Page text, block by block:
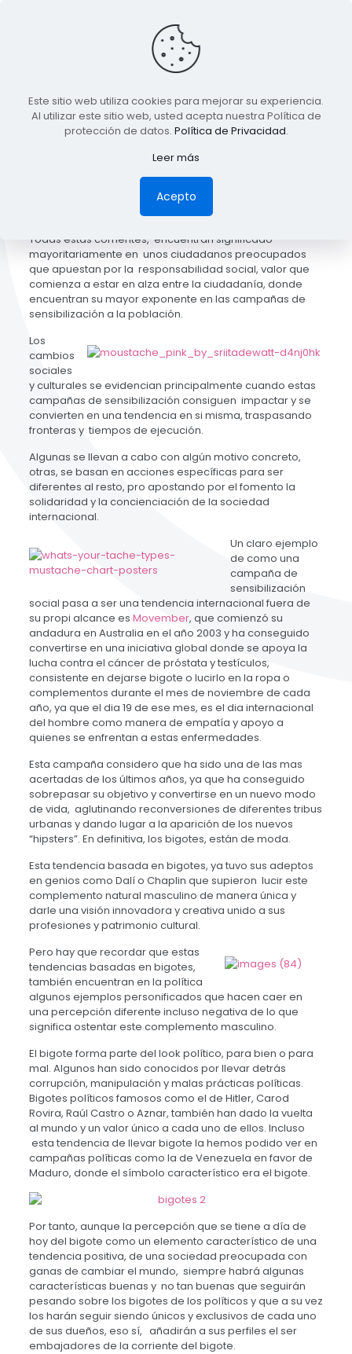
Published by driecelat 07/31/2013
La sociedad se encuentra inmersa en multitud de
Todas estas corrientes, encuentran significado
mayoritariamente en unos ciudadanos preocupados
que apuestan por la responsabilidad social, valor que
comienza a estar en alza entre la ciudadanía, donde
encuentran su mayor exponente en las campañas de
sensibilización a la población.
Los
cambios
sociales
y culturales se evidencian principalmente cuando estas
campañas de sensibilización consiguen impactar y se
convierten en una tendencia en si misma, traspasando
fronteras y tiempos de ejecución.
Algunas se llevan a cabo con algún motivo concreto,
otras, se basan en acciones específicas para ser
diferentes al resto, pro apostando por el fomento la
solidaridad y la concienciación de la sociedad
internacional.
Un claro ejemplo
de como una
campaña de
sensibilización
social pasa a ser una tendencia internacional fuera de
su propi alcance es Movember, que comienzó su
andadura en Australia en el año 2003 y ha conseguido
convertirse en una iniciativa global donde se apoya la
lucha contra el cáncer de próstata y testículos,
consistente en dejarse bigote o lucirlo en la ropa o
complementos durante el mes de noviembre de cada
año, ya que el dia 19 de ese mes, es el dia internacional
del hombre como manera de empatía y apoyo a
quienes se enfrentan a estas enfermedades.
Esta campaña considero que ha sido una de las mas
acertadas de los últimos años, ya que ha conseguido
sobrepasar su objetivo y convertirse en un nuevo modo
de vida, aglutinando reconversiones de diferentes tribus
urbanas y dando lugar a la aparición de los nuevos
“hipsters”. En definitiva, los bigotes, están de moda.
Esta tendencia basada en bigotes, ya tuvo sus adeptos
en genios como Dalí o Chaplin que supieron lucir este
complemento natural masculino de manera única y
darle una visión innovadora y creativa unido a sus
profesiones y patrimonio cultural.
Pero hay que recordar que estas
tendencias basadas en bigotes,
también encuentran en la política
algunos ejemplos personificados que hacen caer en
una percepción diferente incluso negativa de lo que
significa ostentar este complemento masculino.
El bigote forma parte del look político, para bien o para
mal. Algunos han sido conocidos por llevar detrás
corrupción, manipulación y malas prácticas políticas.
Bigotes políticos famosos como el de Hitler, Carod
Rovira, Raúl Castro o Aznar, también han dado la vuelta
al mundo y un valor único a cada uno de ellos. Incluso
esta tendencia de llevar bigote la hemos podido ver en
campañas políticas como la de Venezuela en favor de
Maduro, donde el símbolo característico era el bigote.
Por tanto, aunque la percepción que se tiene a día de
hoy del bigote como un elemento característico de una
tendencia positiva, de una sociedad preocupada con
ganas de cambiar el mundo, siempre habrá algunas
características buenas y no tan buenas que seguirán
pesando sobre los bigotes de los políticos y que a su vez
los harán seguir siendo únicos y exclusivos de cada uno
de sus dueños, eso sí, añadirán a sus perfiles el ser
embajadores de la corriente del bigote.
Este sitio web utiliza cookies para mejorar su experiencia.
Al utilizar este sitio web, usted acepta nuestra Política de
protección de datos. Política de Privacidad.
Leer más
Acepto